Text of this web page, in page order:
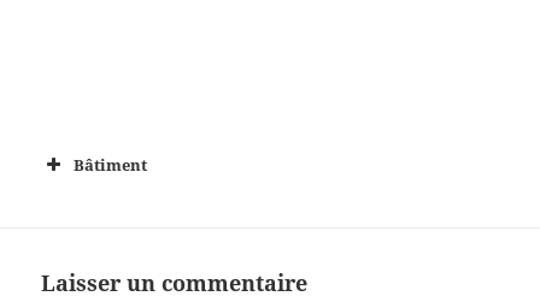
Bâtiment
Laisser un commentaire